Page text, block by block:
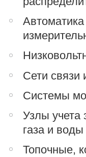
Сети связи
Системы
Узлы учета
газа и воды
Топочные,